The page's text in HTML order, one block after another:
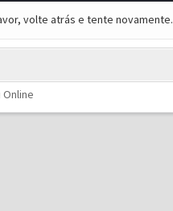
volte atrás e tente novamente.
Online